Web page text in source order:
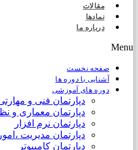
مقالات
نمادها
درباره ما
Menu
صفحه نخست
آشنایی با دوره ها
دوره های آموزشی
دپارتمان فنی و
دپارتمان معماری و
دپارتمان نرم افزار
دپارتمان مدیریت
دپارتمان کامپیوتر